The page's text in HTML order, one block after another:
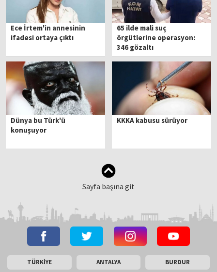
Ece İrtem'in annesinin
ifadesi ortaya çıktı
65 ilde mali suç
örgütlerine operasyon:
346 gözaltı
Dünya bu Türk'ü
konuşuyor
KKKA kabusu sürüyor
Sayfa başına git
TÜRKİYE ANTALYA BURDUR